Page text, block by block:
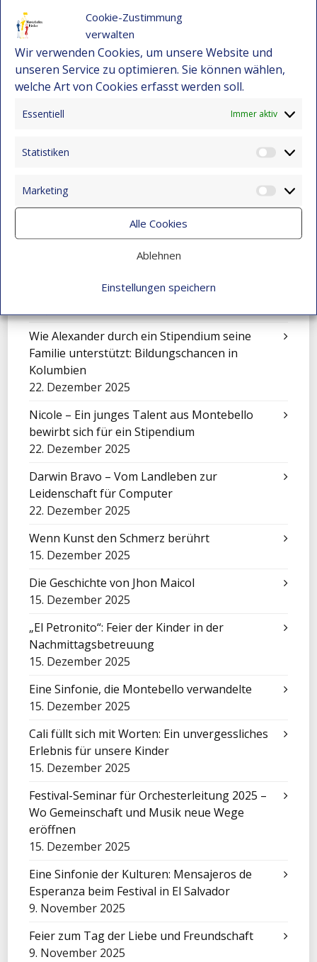
Cookie-Zustimmung
verwalten
Wir verwenden Cookies, um unsere Website und
unseren Service zu optimieren. Sie können wählen,
welche Art von Cookies erfasst werden soll.
Essentiell Immer aktiv
Statistiken
Marketing
Alle Cookies
Ablehnen
Einstellungen speichern
AKTUELLE BEITRÄGE
Ein Meilenstein für die Gerechtigkeit: María
1. August 2026
Ein Meilenstein, der Leben verändert: Laura
Valentina feiert ihren Universitätsabschluss!
voller Resilienz und Hoffnung
Wie Alexander durch ein Stipendium seine
Familie unterstützt: Bildungschancen in
Kolumbien
22. Dezember 2025
Nicole – Ein junges Talent aus Montebello
bewirbt sich für ein Stipendium
22. Dezember 2025
Darwin Bravo – Vom Landleben zur
Leidenschaft für Computer
22. Dezember 2025
Wenn Kunst den Schmerz berührt
15. Dezember 2025
Die Geschichte von Jhon Maicol
15. Dezember 2025
„El Petronito“: Feier der Kinder in der
Nachmittagsbetreuung
15. Dezember 2025
Eine Sinfonie, die Montebello verwandelte
15. Dezember 2025
Cali füllt sich mit Worten: Ein unvergessliches
Erlebnis für unsere Kinder
15. Dezember 2025
Festival-Seminar für Orchesterleitung 2025 –
Wo Gemeinschaft und Musik neue Wege
eröffnen
15. Dezember 2025
Eine Sinfonie der Kulturen: Mensajeros de
Esperanza beim Festival in El Salvador
9. November 2025
Feier zum Tag der Liebe und Freundschaft
9. November 2025